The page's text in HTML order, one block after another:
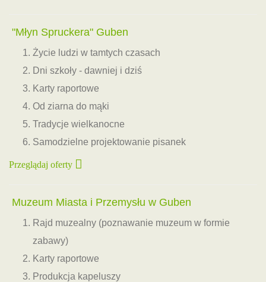
"Młyn Spruckera" Guben
Życie ludzi w tamtych czasach
Dni szkoły - dawniej i dziś
Karty raportowe
Od ziarna do mąki
Tradycje wielkanocne
Samodzielne projektowanie pisanek
Przeglądaj oferty
Muzeum Miasta i Przemysłu w Guben
Rajd muzealny (poznawanie muzeum w formie
zabawy)
Karty raportowe
Produkcja kapeluszy